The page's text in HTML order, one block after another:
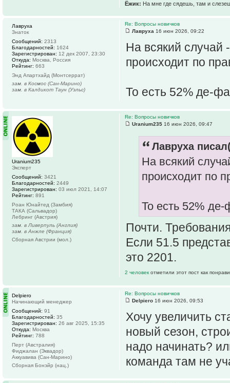
Ёжик: На мне где сядешь, там и
Re: Вопросы новичков
Лавруха 16 июн 2026, 09:22
На всякий случай
происходит по
То есть 52% де-
Лавруха
Знаток
Сообщений: 2313
Благодарностей: 1624
Зарегистрирован: 12 дек 2007, 23:30
Откуда: Москва, Россия
Рейтинг: 663
Энд Апартхайд (Монтсеррат)
зам. в Космос (Сан-Марино)
зам. в Калдикот Таун (Уэльс)
Re: Вопросы новичков
Uranium235 16 июн 2026, 09:47
Лавруха
На всякий
происходит по
То есть 52% де-
Почти.
Если 51.5
это 2201.
2 человек отметили этот пост как
Uranium235
Эксперт
Сообщений: 3421
Благодарностей: 2449
Зарегистрирован: 03 июл 2021, 14:07
Рейтинг: 891
Роан Юнайтед (Замбия)
ТАКА (Сальвадор)
Лебринг (Австрия)
зам. в Ливерпуль (Англия)
зам. в Анжле (Франция)
Сборная Австрии (мол.)
Re: Вопросы новичков
Delpiero 16 июн 2026, 09:53
Хочу увеличить
новый сезон,
надо начинать?
команда там не
Delpiero
Начинающий менеджер
Сообщений: 91
Благодарностей: 35
Зарегистрирован: 26 авг 2025, 15:35
Откуда: Москва
Рейтинг: 788
Перт (Австралия)
Фиджалан (Эквадор)
Аккуавива (Сан-Марино)
Сборная Бонэйр (нац.)